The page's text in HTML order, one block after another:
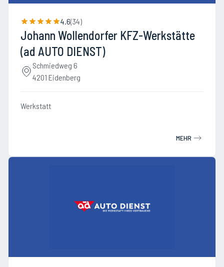
4.6(34)
Johann Wollendorfer KFZ-Werkstätte
(ad AUTO DIENST)
Schmiedweg 6
4201 Eidenberg
Werkstatt
MEHR